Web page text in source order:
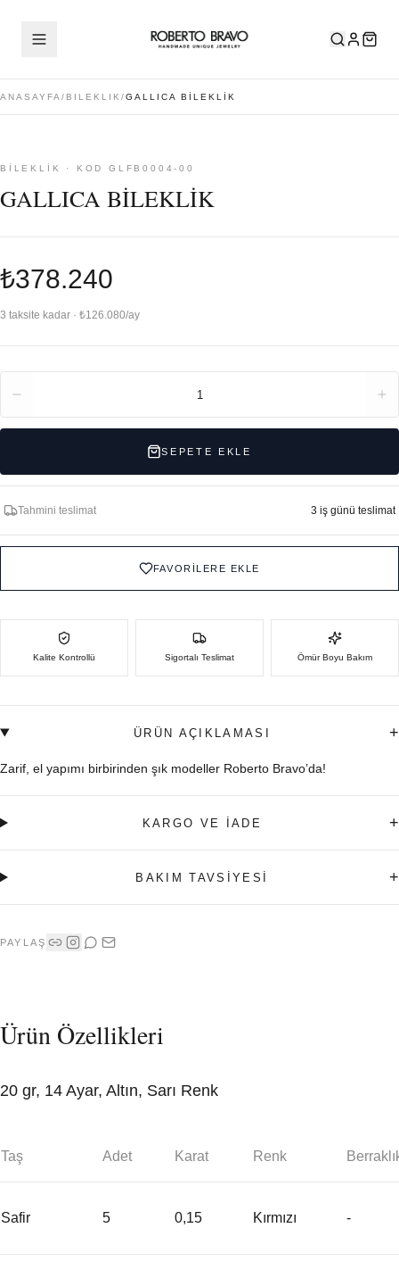
ANASAYFA / BILEKLIK /GALLICA BİLEKLİK
BILEKLIK · KOD GLFB0004-00
GALLICA BİLEKLİK
₺378.240
3 taksite kadar · ₺126.080/ay
1
SEPETE EKLE
Tahmini teslimat 3 iş günü teslimat
FAVORİLERE EKLE
Kalite Kontrollü Sigortalı Teslimat Ömür Boyu Bakım
ÜRÜN AÇIKLAMASI +
Zarif, el yapımı birbirinden şık modeller Roberto Bravo’da!
KARGO VE İADE +
BAKIM TAVSİYESİ +
PAYLAŞ
Ürün Özellikleri
20 gr, 14 Ayar, Altın, Sarı Renk
Taş Adet Karat Renk
Safir 5 0,15 Kırmızı -